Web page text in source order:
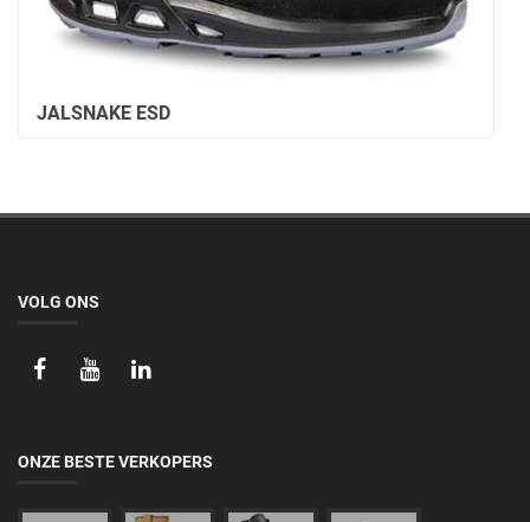
JALSNAKE ESD
VOLG ONS
ONZE BESTE VERKOPERS